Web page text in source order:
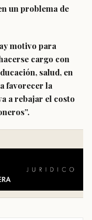
un problema de
motivo para
cargo con
salud, en
favorecer la
a rebajar el costo
”.